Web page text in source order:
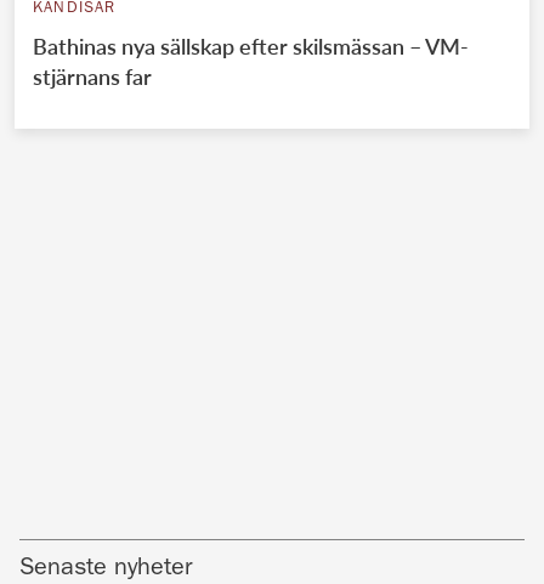
KÄNDISAR
Bathinas nya sällskap efter skilsmässan – VM-
stjärnans far
Senaste nyheter